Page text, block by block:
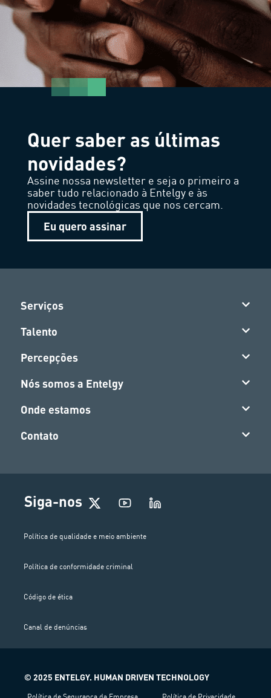
Quer saber as últimas
novidades?
Assine nossa newsletter e seja o primeiro a
saber tudo relacionado à Entelgy e às
novidades tecnológicas que nos cercam.
Eu quero assinar
Serviços
Talento
Percepções
Nós somos a Entelgy
Onde estamos
Contato
Siga-nos
Política de qualidade e meio ambiente
Política de conformidade criminal
Código de ética
Canal de denúncias
© 2025 ENTELGY. HUMAN DRIVEN TECHNOLOGY